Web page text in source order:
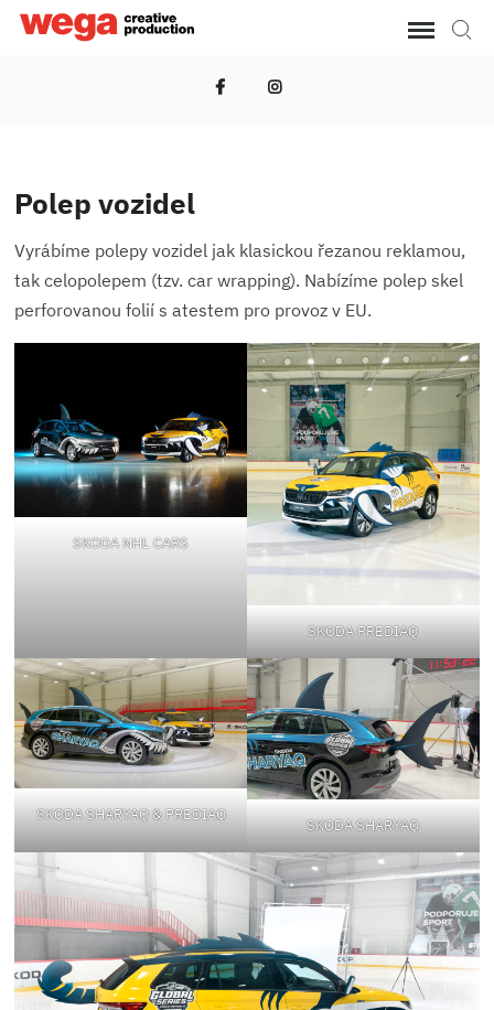
Skip
PRODUCTION
FB INSTA
Polep vozidel
Vyrábíme polepy vozidel jak klasickou řezanou reklamou,
tak celopolepem (tzv. car wrapping). Nabízíme polep skel
perforovanou folií s atestem pro provoz v EU.
SKODA NHL CARS
SKODA PREDIAQ
SKODA SHARYAQ & PREDIAQ
SKODA SHARYAQ